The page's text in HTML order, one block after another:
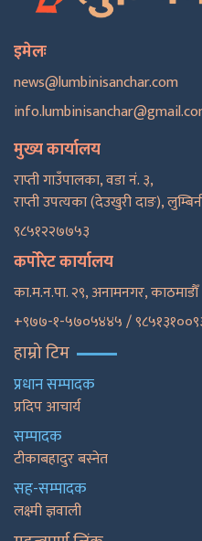
इमेलः
news@lumbinisanchar.com
मुख्य कार्यालय
राप्ती गाउँपालका, वडा नं. ३,
राप्ती उपत्यका (देउखुरी दाङ),
९८५१२२७७५३
कर्पोरेट कार्यालय
का.म.न.पा. २९, अनामनगर, काठमाडाैँ
+९७७-१-५७०५४४५ /
हाम्रो टिम
प्रधान सम्पादक
प्रदिप आचार्य
सम्पादक
टीकाबहादुर बस्नेत
सह-सम्पादक
लक्ष्मी ज्ञवाली